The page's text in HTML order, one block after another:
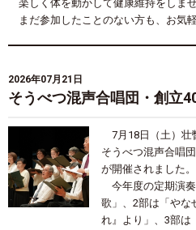
楽しく体を動かして健康維持をしま
まだ参加したことのない方も、お気
2026年07月21日
そうべつ混声合唱団・創立
7月 18 日（土）壮
そうべつ混声合唱
が開催されました。
今年度の定期演奏
歌」、 2部は「やな
れ』より」、 3部は